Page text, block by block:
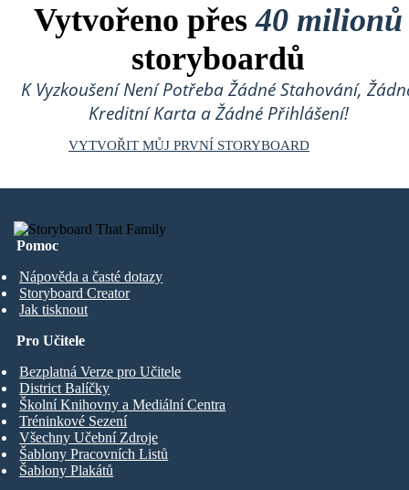
Vytvořeno přes40 milionů
storyboardů
K Vyzkoušení Není Potřeba Žádné Stahování,
Kreditní Karta a Žádné Přihlášení!
VYTVOŘIT MŮJ PRVNÍ STORYBOARD
Pomoc
Nápověda a časté dotazy
Storyboard Creator
Jak tisknout
Pro Učitele
Bezplatná Verze pro Učitele
District Balíčky
Školní Knihovny a Mediální Centra
Tréninkové Sezení
Všechny Učební Zdroje
Šablony Pracovních Listů
Šablony Plakátů